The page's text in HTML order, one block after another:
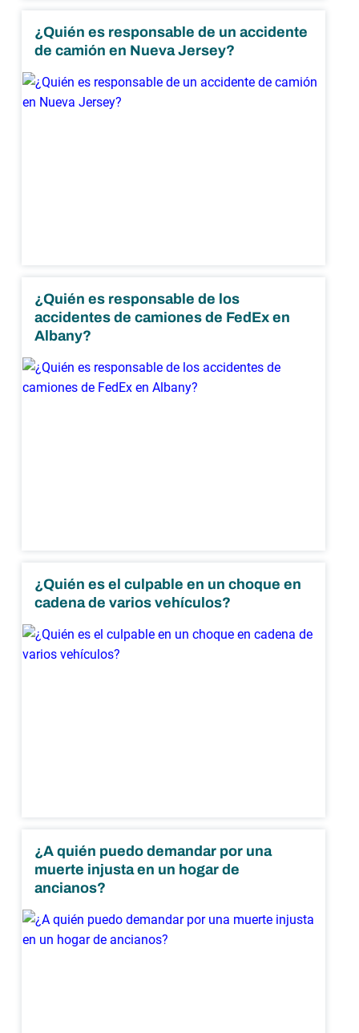
¿Quién es responsable de un accidente
de camión en Nueva Jersey?
¿Quién es responsable de los
accidentes de camiones de FedEx en
Albany?
¿Quién es el culpable en un choque en
cadena de varios vehículos?
¿A quién puedo demandar por una
muerte injusta en un hogar de
ancianos?